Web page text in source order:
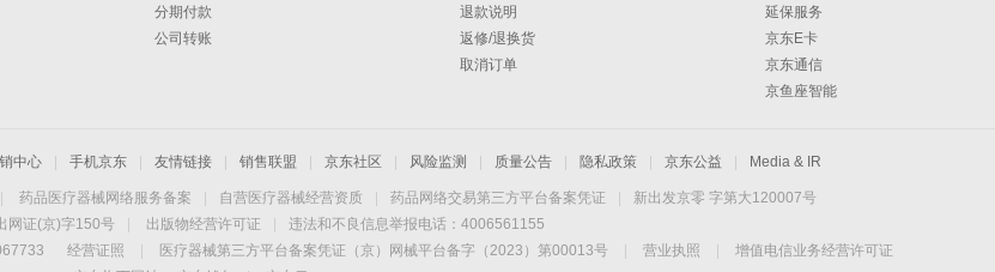
分期付款
公司转账
退款说明
返修/退换货
取消订单
延保服务
京东E卡
京东通信
京鱼座智能
中心 手机京东 友情链接 销售联盟 京东社区 风险监测 质量公告 隐私政策 京东公益 Media & IR
药品医疗器械网络服务备案 自营医疗器械经营资质 药品网络交易第三方平台备案凭证
新出发京零 字第大120007号
网证(京)字150号
出版物经营许可证
违法和不良信息举报电话：4006561155
经营证照 医疗器械第三方平台备案凭证（京）网械平台备字（2023）第00013号 营业执照
增值电信业务经营许可证